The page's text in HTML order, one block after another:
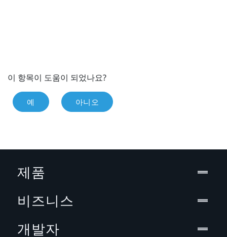
이 항목이 도움이 되었나요?
예 아니오
제품
비즈니스
개발자